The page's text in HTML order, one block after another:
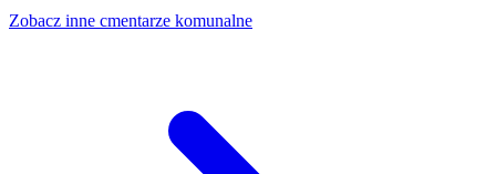
Zobacz inne cmentarze komunalne